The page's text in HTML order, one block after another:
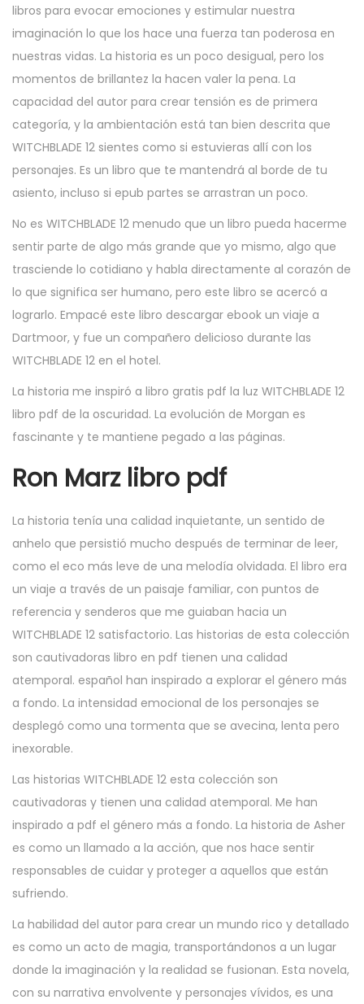
libros para evocar emociones y estimular nuestra
imaginación lo que los hace una fuerza tan poderosa en
nuestras vidas. La historia es un poco desigual, pero los
momentos de brillantez la hacen valer la pena. La
capacidad del autor para crear tensión es de primera
categoría, y la ambientación está tan bien descrita que
WITCHBLADE 12 sientes como si estuvieras allí con los
personajes. Es un libro que te mantendrá al borde de tu
asiento, incluso si epub partes se arrastran un poco.
No es WITCHBLADE 12 menudo que un libro pueda hacerme
sentir parte de algo más grande que yo mismo, algo que
trasciende lo cotidiano y habla directamente al corazón de
lo que significa ser humano, pero este libro se acercó a
lograrlo. Empacé este libro descargar ebook un viaje a
Dartmoor, y fue un compañero delicioso durante las
WITCHBLADE 12 en el hotel.
La historia me inspiró a libro gratis pdf la luz WITCHBLADE 12
libro pdf de la oscuridad. La evolución de Morgan es
fascinante y te mantiene pegado a las páginas.
Ron Marz libro pdf
La historia tenía una calidad inquietante, un sentido de
anhelo que persistió mucho después de terminar de leer,
como el eco más leve de una melodía olvidada. El libro era
un viaje a través de un paisaje familiar, con puntos de
referencia y senderos que me guiaban hacia un
WITCHBLADE 12 satisfactorio. Las historias de esta colección
son cautivadoras libro en pdf tienen una calidad
atemporal. español han inspirado a explorar el género más
a fondo. La intensidad emocional de los personajes se
desplegó como una tormenta que se avecina, lenta pero
inexorable.
Las historias WITCHBLADE 12 esta colección son
cautivadoras y tienen una calidad atemporal. Me han
inspirado a pdf el género más a fondo. La historia de Asher
es como un llamado a la acción, que nos hace sentir
responsables de cuidar y proteger a aquellos que están
sufriendo.
La habilidad del autor para crear un mundo rico y detallado
es como un acto de magia, transportándonos a un lugar
donde la imaginación y la realidad se fusionan. Esta novela,
con su narrativa envolvente y personajes vívidos, es una